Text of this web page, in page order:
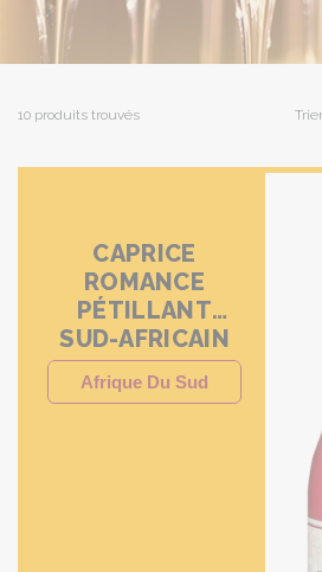
10 produits trouvés
CAPRICE
ROMANCE
PÉTILLANT
SUD-AFRICAIN
SANS ALCOOL
75CL
Afrique Du Sud